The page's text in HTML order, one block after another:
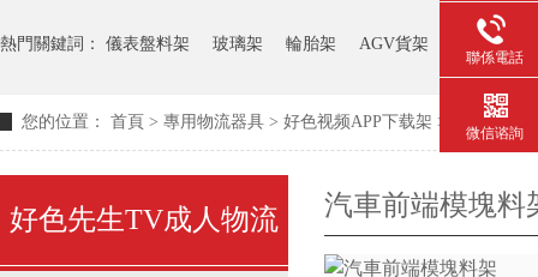
熱門關鍵詞： 儀表盤料架 玻璃架 輪胎架 AGV貨架 鋼板箱
您的位置： 首頁 > 專用物流器具 > 好色视频APP下载架 > 汽車前端
汽車前端模塊料
好色先生TV成人物流
聯係電話
微信谘詢